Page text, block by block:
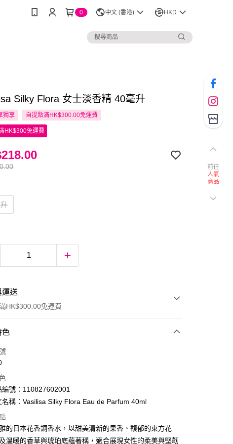
0 中文 (香港) HKD
Silky Flora 女士淡香精 40毫升
獨享 自提點滿HK$300.00免運費
HK$300免運費
運送
HK$300.00免運費
式
Pay
色
編號：110827602001
名稱：Vasilisa Silky Flora Eau de Parfum 40ml
的日本花香調香水，以甜美清新的果香、馥郁的東方花
溫暖的香草與琥珀底蘊著稱，適合展現女性的柔美與堅韌
前往
人氣
商品